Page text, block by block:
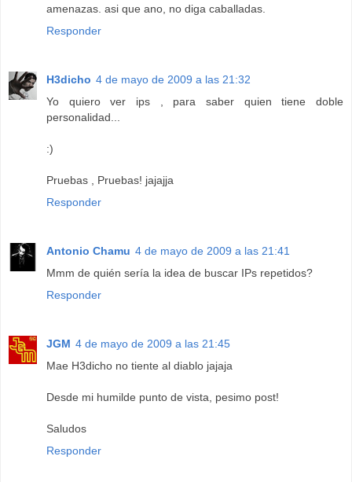
amenazas. asi que ano, no diga caballadas.
Responder
H3dicho 4 de mayo de 2009 a las 21:32
Yo quiero ver ips , para saber quien tiene doble
personalidad...
:)
Pruebas , Pruebas! jajajja
Responder
Antonio Chamu 4 de mayo de 2009 a las 21:41
Mmm de quién sería la idea de buscar IPs repetidos?
Responder
JGM 4 de mayo de 2009 a las 21:45
Mae H3dicho no tiente al diablo jajaja
Desde mi humilde punto de vista, pesimo post!
Saludos
Responder